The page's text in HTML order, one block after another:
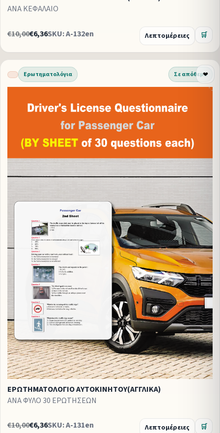
ΑΝΑ ΚΕΦΑΛΑΙΟ
€10,00€6,36SKU: A-132en Λεπτομέρειες 🛒
❤
Ερωτηματολόγια Σε απόθεμα
ΕΡΩΤΗΜΑΤΟΛΟΓΙΟ ΑΥΤΟΚΙΝΗΤΟΥ(ΑΓΓΛΙΚΑ)
ΑΝΑ ΦΥΛΟ 30 ΕΡΩΤΗΣΕΩΝ
€10,00€6,36SKU: A-131en Λεπτομέρειες 🛒